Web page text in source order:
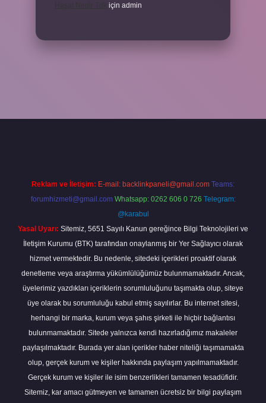
için admin
Reklam ve İletişim: E-mail: backlinkpaneli@gmail.com Teams:
forumhizmeti@gmail.com Whatsapp: 0262 606 0 726 Telegram:
@karabul
Yasal Uyarı: Sitemiz, 5651 Sayılı Kanun gereğince Bilgi Teknolojileri ve
İletişim Kurumu (BTK) tarafından onaylanmış bir Yer Sağlayıcı olarak
hizmet vermektedir. Bu nedenle, sitedeki içerikleri proaktif olarak
denetleme veya araştırma yükümlülüğümüz bulunmamaktadır. Ancak,
üyelerimiz yazdıkları içeriklerin sorumluluğunu taşımakta olup, siteye
üye olarak bu sorumluluğu kabul etmiş sayılırlar. Bu internet sitesi,
herhangi bir marka, kurum veya şahıs şirketi ile hiçbir bağlantısı
bulunmamaktadır. Sitede yalnızca kendi hazırladığımız makaleler
paylaşılmaktadır. Burada yer alan içerikler haber niteliği taşımamakta
olup, gerçek kurum ve kişiler hakkında paylaşım yapılmamaktadır.
Gerçek kurum ve kişiler ile isim benzerlikleri tamamen tesadüfidir.
Sitemiz, kar amacı gütmeyen ve tamamen ücretsiz bir bilgi paylaşım